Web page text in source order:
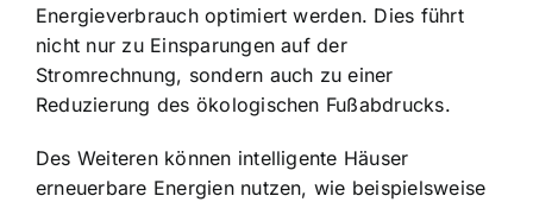
Energieverbrauch optimiert werden. Dies führt
nicht nur zu Einsparungen auf der
Stromrechnung, sondern auch zu einer
Reduzierung des ökologischen Fußabdrucks.
Des Weiteren können intelligente Häuser
erneuerbare Energien nutzen, wie beispielsweise